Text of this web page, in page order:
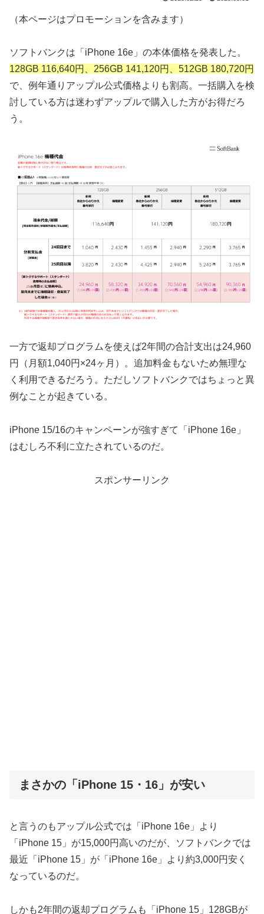
（本ページはプロモーションを含みます）
ソフトバンクは「iPhone 16e」の本体価格を発表した。
128GB 116,640円、256GB 141,120円、512GB 180,720円
で、例年通りアップル公式価格よりも割高。一括購入を検
討している方は迷わずアップルで購入した方がお得だろ
う。
一方で返却プログラムを使えば2年間の合計支出は24,960
円（月額1,040円×24ヶ月）。追加料金もないため無理な
く利用できるだろう。ただしソフトバンクではちょっと異
例なことが起きている。
iPhone 15/16のキャンペーンが強すぎて「iPhone 16e」
はむしろ不利に立たされているのだ。
スポンサーリンク
まさかの「iPhone 15・16」が安い
と言うのもアップル公式では「iPhone 16e」より
「iPhone 15」が15,000円高いのだが、ソフトバンクでは
最近「iPhone 15」が「iPhone 16e」より約3,000円安く
なっているのだ。
しかも2年間の返却プログラムも「iPhone 15」128GBが